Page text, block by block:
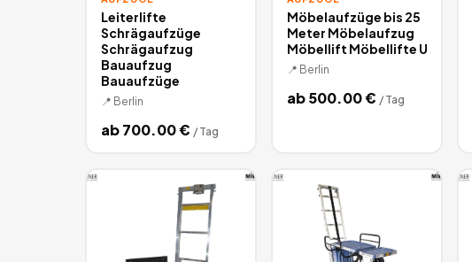
Leiterlifte
Schrägaufzüge
Schrägaufzug
Bauaufzug
Bauaufzüge
📍 Berlin
ab700.00€ / Tag
Möbelaufzüge bis 25
Meter Möbelaufzug
Möbellift Möbellifte U
📍 Berlin
ab500.00€ / Tag